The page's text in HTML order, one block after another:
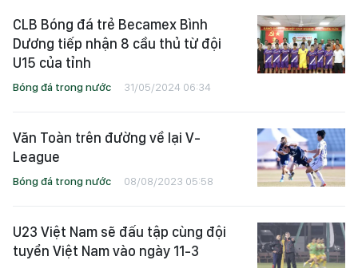
CLB Bóng đá trẻ Becamex Bình
Dương tiếp nhận 8 cầu thủ từ đội
U15 của tỉnh
Bóng đá trong nước 31/05/2024 06:34
Văn Toàn trên đường về lại V-
League
Bóng đá trong nước 08/08/2023 05:58
U23 Việt Nam sẽ đấu tập cùng đội
tuyển Việt Nam vào ngày 11-3